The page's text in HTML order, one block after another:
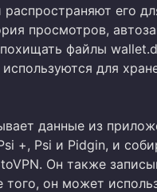
распространяют его
просмотров,
файлы
для
данные из
+, Psi и Pidgin, и
Он также
того, он может